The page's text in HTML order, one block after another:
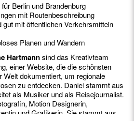
Berlin und Brandenburg
mit Routenbeschreibung
gut mit öffentlichen Verkehrsmitteln
Planen und Wandern
Hartmannsind das Kreativteam
einer Website, die die schönsten
Welt dokumentiert, um regionale
zu entdecken. Daniel stammt aus
als Musiker und als Reisejournalist.
Motion Designerin,
und Grafikerin. Sie stammt aus